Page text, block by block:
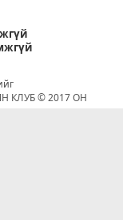
КЛУБ © 2017 ОН